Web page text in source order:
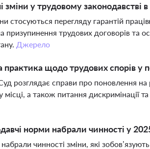
зміни у трудовому законодавстві
стосуються перегляду гарантій
трудових договорів та
Джерело
практика щодо трудових спорів у
розглядає справи про поновлення на
а також питання дискримінації
норми набрали чинності у
чинності зміни, які